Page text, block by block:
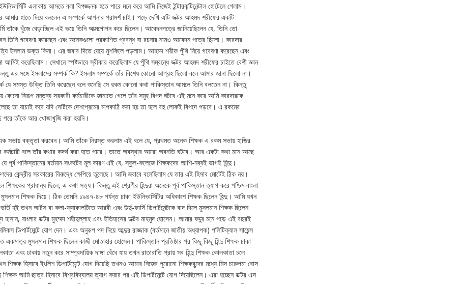
এলাকায় আসতে বলা বিপজ্জনক হতে পারে মনে করে আমি নিজেই ইন্টারকন্টিনেন্টাল হোটেলে গেলাম।
আমার হাতে দিয়ে বললেন এ সস্পর্কে আপনার পরামর্শ চাই। পড়ে দেখি এটি ডক্টর আহমদ শরীফের একটি
খুঁজে বেড়াচ্ছিল এই ভয়ে তিনি আত্মগোপন করে ছিলেন। আবেদনপত্রে জানিয়েছিলেন যে, তিনি তো
তিনি গবেষণা করেছেন এবং অনেকগুলো প্রকাশিত প্রবন্ধ বা রচনার নামও আবেদন পত্রে ছিলো। কারদার
ইসলাম ভক্ত কিনা। এর জবাব দিতে যেয়ে মুশকিলে পড়লাম। আহমদ শরীফ পুঁথি নিয়ে গবেষণা করেছেন এবং
করেছিলাম। সেখানে স্পষ্টভাবে স্বীকার করেছিলাম যে পুঁথি সম্বন্ধে ডক্টর আহমদ শরীফের চাইতে বেশী জ্ঞান
এর সঙ্গে ইসলামের সম্পর্ক কি? ইসলাম সম্পর্কে তাঁর বিশেষ কোনো আগ্রহ ছিলো বলে আমার জানা ছিলো না।
যে সমস্ত উক্তি তিনি করেছেন বলে শুনেছি সে রকম কোনো কথা পাকিস্তান আমলে তিনি বলতেন না। কিন্তু
কোনো বিরূপ মন্তব্য সরকারী কর্মচারীকে জানাতে গেলে তাঁর সমুহ বিপদ ঘটবে এই মনে করে আমি কারদারকে
তা যাচাই করে যদি সেটিকে দেশপ্রেমের মাপকাঠি করা হয় তা হলে বহু লোকই বিপদে পড়বে। এ রকমের
পরে তাঁকে আর খোজাখুজি করা হয়নি।
এক সভায় বক্তৃতা করবেন। আমি তাঁকে নিরস্ত করলাম এই বলে যে, প্রথমত অনেক শিক্ষক এ রকম সভায় হাজির
কর্মচারী বলে তাঁর কথার কদর্থ করা হতে পারে। তাতে অবস্থার আরো অবনতি ঘটবে। আর একটা কথা মনে আছে
পূর্ব পাকিস্তানের বর্তমান সংকটের মূল কারণ এই যে, স্কুল-কলেজে শিক্ষকদের আশি-নব্বই ভাগই হিন্দু।
কেন্দ্রীয় সরকারের বিরুদ্ধে ক্ষেপিয়ে তুলেছে। আমি জবাবে বলেছিলাম যে তার এই হিসাব মোটেই ঠিক নয়।
প্রাধান্য ছিলে, এ কথা সত্য। কিন্তু এই শ্রেণীর হিন্দুরা অনেকে পূর্ব পাকিস্তান ত্যাগ করে পশ্চিম বাংলা
শিক্ষক দিয়ে। ঠিক তেমনি ১৯৪৭-৪৮ পর্যন্ত ঢাকা ইউনিভার্সিটির অধিকাংশ শিক্ষক ছিলেন হিন্দু। আমি যখন
ভর্তি হই তখন আর্টস বা কলা-ফ্যাকালটিতে আরবী এবং উর্দু-ফার্সি ডিপার্টমেন্টকে বাদ দিলে মুসলমান শিক্ষক ছিলেন
হাসান, বাংলার ডক্টর মুহম্মদ শহীদুল্লাহ এবং ইতিহাসের ডক্টর মাহমুদ হোসেন। আমার যদ্দুর মনে পড়ে এই বছরই
ডিপার্টমেন্টে যোগ দেন। এবং অনুরূপ পদ নিয়ে আব্দুর রাজ্জাক (বর্তমানে জাতীয় অধ্যাপক) পলিটিক্যাল সায়েন্স
একমাত্র মুসলমান শিক্ষক ছিলেন কাজী মোতাহার হোসেন। পাকিস্তান প্রতিষ্ঠার পর কিছু কিছু হিন্দু শিক্ষক ঢাকা
এবং ঢাকায় নতুন করে সাম্প্রদায়িক দাঙ্গা বেঁধে যায় তখন রাতারাতি প্রায় সব হিন্দু শিক্ষক কোলকাতা চলে
হিসাবে ইংলিশ ডিপার্টমেন্টে যোগ দিয়েছি তখনও আমার নিজের পুরোনো শিক্ষকবৃন্দের মধ্যে মিস চারুপমা বোস
আমি ছাত্র হিসাবে বিশ্ববিদ্যালয় ত্যাগ করার পর এই ডিপার্টমেন্টে যোগ দিয়েছিলেন। এরা হচ্ছেন ডক্টর এস